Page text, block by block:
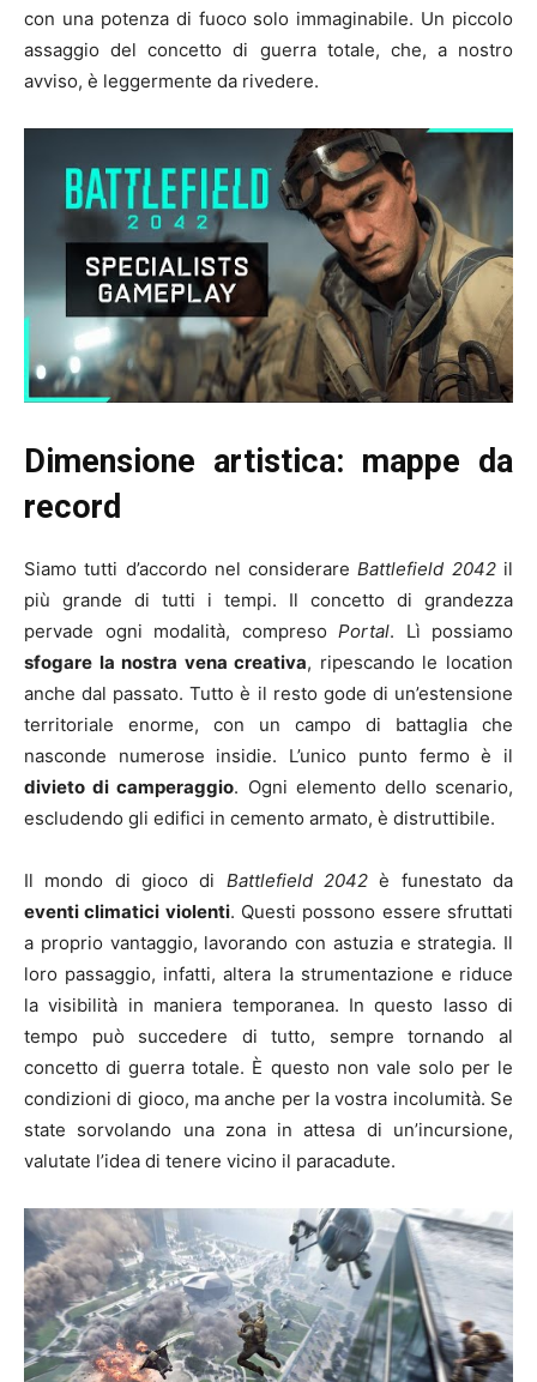
con una potenza di fuoco solo immaginabile. Un piccolo
assaggio del concetto di guerra totale, che, a nostro
avviso, è leggermente da rivedere.
Dimensione artistica: mappe da
record
Siamo tutti d’accordo nel considerareBattlefield 2042il
più grande di tutti i tempi. Il concetto di grandezza
pervade ogni modalità, compreso Portal. Lì possiamo
sfogare la nostra vena creativa, ripescando le location
anche dal passato. Tutto è il resto gode di un’estensione
territoriale enorme, con un campo di battaglia che
nasconde numerose insidie. L’unico punto fermo è il
divieto di camperaggio. Ogni elemento dello scenario,
escludendo gli edifici in cemento armato, è distruttibile.
Il mondo di gioco di Battlefield 2042 è funestato da
eventi climatici violenti. Questi possono essere sfruttati
a proprio vantaggio, lavorando con astuzia e strategia. Il
loro passaggio, infatti, altera la strumentazione e riduce
la visibilità in maniera temporanea. In questo lasso di
tempo può succedere di tutto, sempre tornando al
concetto di guerra totale. È questo non vale solo per le
condizioni di gioco, ma anche per la vostra incolumità. Se
state sorvolando una zona in attesa di un’incursione,
valutate l’idea di tenere vicino il paracadute.